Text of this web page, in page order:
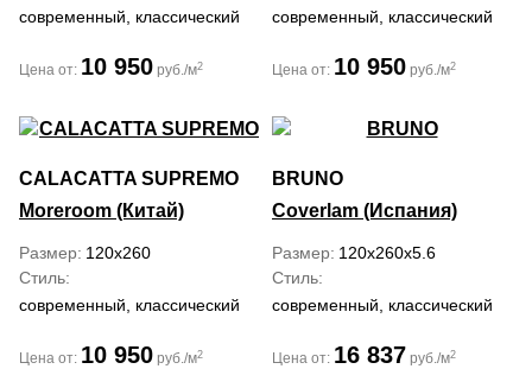
современный, классический
Цена от: 10 950 руб./м2
современный, классический
Цена от: 10 950 руб./м2
CALACATTA SUPREMO
Moreroom (Китай)
Размер 120x260
Стиль
современный, классический
Цена от: 10 950 руб./м2
BRUNO
Coverlam (Испания)
Размер 120x260x5.6
Стиль
современный, классический
Цена от: 16 837 руб./м2